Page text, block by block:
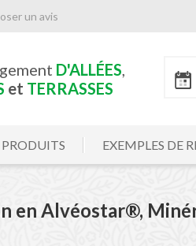
un avis
D'ALLÉES,
et TERRASSES
EXEMPLES DE
en Alvéostar®,